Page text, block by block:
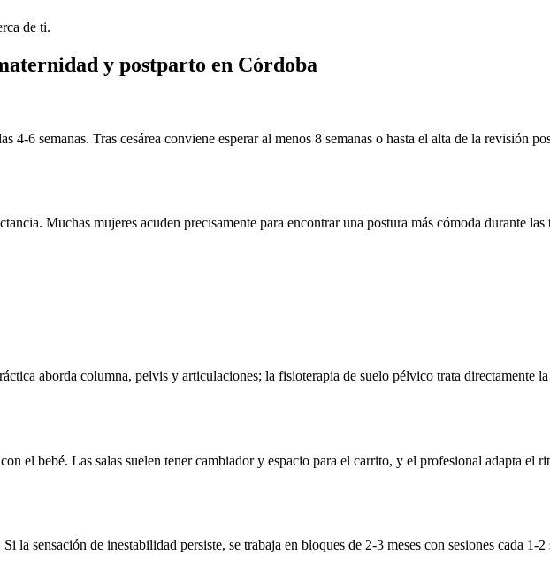
de ti.
y postparto en Córdoba
4-6 semanas. Tras cesárea conviene esperar al menos 8 semanas o hasta el alta de la revisión
Muchas mujeres acuden precisamente para encontrar una postura más cómoda durante
aborda columna, pelvis y articulaciones; la fisioterapia de suelo pélvico trata directamente
el bebé. Las salas suelen tener cambiador y espacio para el carrito, y el profesional adapta el
la sensación de inestabilidad persiste, se trabaja en bloques de 2-3 meses con sesiones cada 1-